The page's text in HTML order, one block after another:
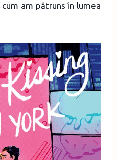
am pătruns în lumea